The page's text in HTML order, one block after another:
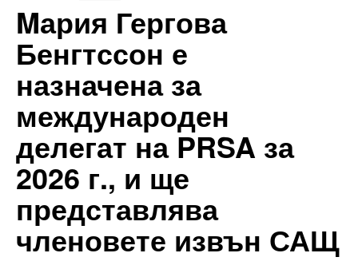
Mария Гергова
Бенгтссон е
назначена за
международен
делегат на PRSA за
2026 г., и ще
представлява
членовете извън САЩ